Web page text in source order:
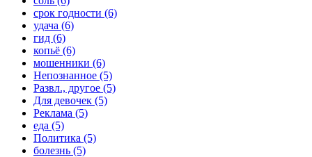
срок годности (6)
удача (6)
гид (6)
копьё (6)
мошенники (6)
Непознанное (5)
Развл., другое (5)
Для девочек (5)
Реклама (5)
еда (5)
Политика (5)
болезнь (5)